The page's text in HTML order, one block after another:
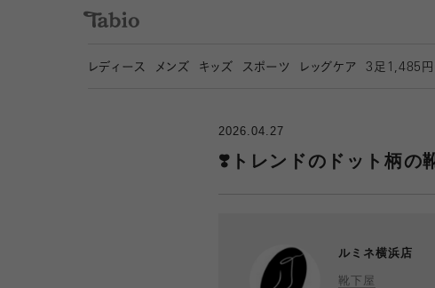
レディース メンズ キッズ スポーツ レッグケア 3 足1,485円
2026.04.27
❣️トレンドのドット柄の
ルミネ横浜店
靴下屋